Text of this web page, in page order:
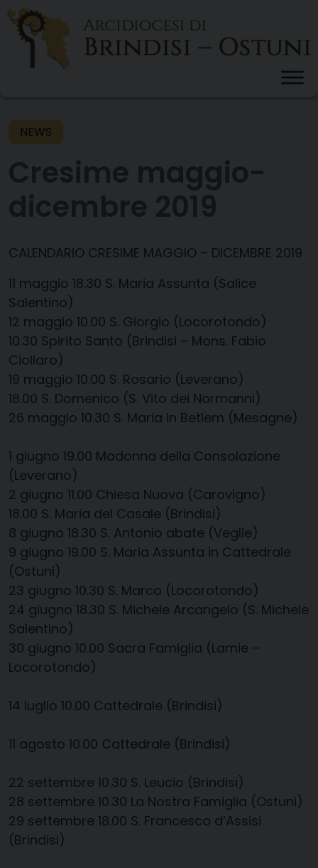
Skip
content
NEWS
CALENDARIO CRESIME MAGGIO – DICEMBRE 2019
11 maggio 18.30 S. Maria Assunta (Salice
Salentino)
12 maggio 10.00 S. Giorgio (Locorotondo)
10.30 Spirito Santo (Brindisi – Mons. Fabio
Ciollaro)
19 maggio 10.00 S. Rosario (Leverano)
18.00 S. Domenico (S. Vito dei Normanni)
26 maggio 10.30 S. Maria in Betlem (Mesagne)
1 giugno 19.00 Madonna della Consolazione
(Leverano)
2 giugno 11.00 Chiesa Nuova (Carovigno)
18.00 S. Maria del Casale (Brindisi)
8 giugno 18.30 S. Antonio abate (Veglie)
9 giugno 19.00 S. Maria Assunta in Cattedrale
(Ostuni)
23 giugno 10.30 S. Marco (Locorotondo)
24 giugno 18.30 S. Michele Arcangelo (S. Michele
Salentino)
30 giugno 10.00 Sacra Famiglia (Lamie –
Locorotondo)
14 luglio 10.00 Cattedrale (Brindisi)
11 agosto 10.00 Cattedrale (Brindisi)
22 settembre 10.30 S. Leucio (Brindisi)
28 settembre 10.30 La Nostra Famiglia (Ostuni)
29 settembre 18.00 S. Francesco d’Assisi
(Brindisi)